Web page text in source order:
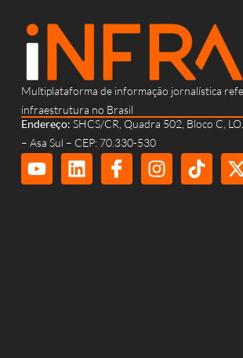
Multiplataforma de informação jornalística
infraestrutura no Brasil
Endereço: SHCS/CR, Quadra 502, Bloco C,
– Asa Sul – CEP: 70.330-530